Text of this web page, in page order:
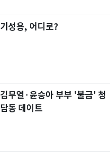
기성용, 어디로?
김무열·윤승아 부부 '불금' 청
담동 데이트